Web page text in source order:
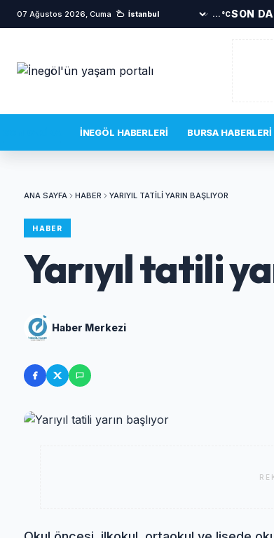
07 Ağustos 2026, Cuma ...°CSON
TOKİ sakinlerini korkutan
İNEGÖL HABERLERI BURSA HABERLERI
ANA SAYFA HABER YARIYIL TATILI YARIN BAŞLIYOR
HABER
Yarıyıl tatili
Haber Merkezi